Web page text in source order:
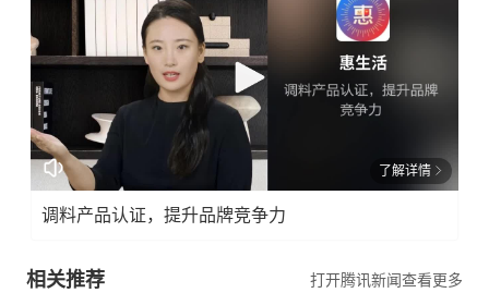
了解详情
调料产品认证，提升品牌竞争力
相关推荐 打开腾讯新闻查看更多